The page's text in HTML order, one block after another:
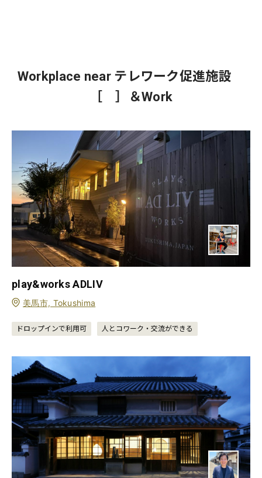
Workplace near テレワーク促進施設
［ ］＆Work
play&works ADLIV
美馬市, Tokushima
ドロップインで利用可 人とコワーク・交流ができる